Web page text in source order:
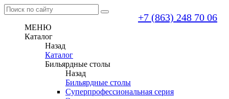
+7 (863) 248 70 06
МЕНЮ
Каталог
Назад
Каталог
Бильярдные столы
Назад
Бильярдные столы
Суперпрофессиональная серия